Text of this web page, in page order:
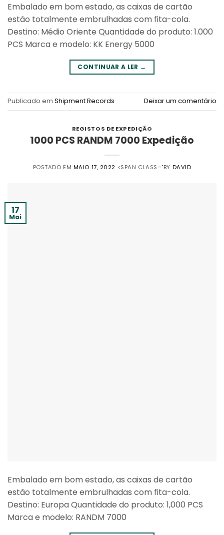
Embalado em bom estado, as caixas de cartão
estão totalmente embrulhadas com fita-cola.
Destino: Médio Oriente Quantidade do produto: 1.000
PCS Marca e modelo: KK Energy 5000
CONTINUAR A LER →
Publicado em Shipment Records Deixar um comentário
REGISTOS DE EXPEDIÇÃO
1000 PCS RANDM 7000 Expedição
POSTADO EM MAIO 17, 2022 <SPAN CLASS="BY DAVID
17
Mai
Embalado em bom estado, as caixas de cartão
estão totalmente embrulhadas com fita-cola.
Destino: Europa Quantidade do produto: 1,000 PCS
Marca e modelo: RANDM 7000